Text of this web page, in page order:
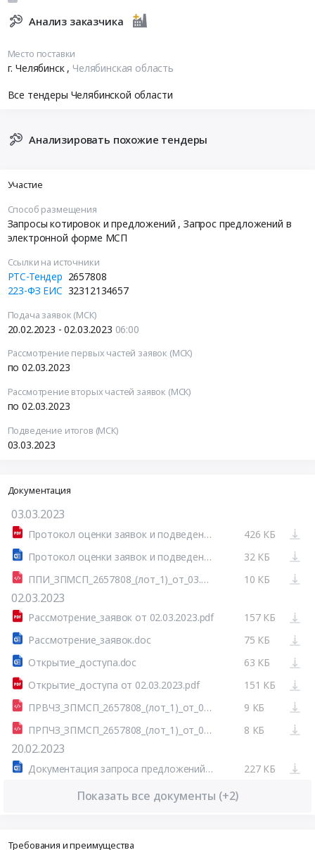
░░░░░░░░░░░░░░░░░░░░░░░
Анализ заказчика
Место поставки
г. Челябинск , Челябинская область
Все тендеры Челябинской области
Анализировать похожие тендеры
Участие
Способ размещения
Запросы котировок и предложений , Запрос предложений в
электронной форме МСП
Ссылки на источники
РТС-Тендер 2657808
223-ФЗ ЕИС 32312134657
Подача заявок (МСК)
20.02.2023 - 02.03.2023 06:00
Рассмотрение первых частей заявок (МСК)
по 02.03.2023
Рассмотрение вторых частей заявок (МСК)
по 02.03.2023
Подведение итогов (МСК)
03.03.2023
Документация
03.03.2023
Протокол оценки заявок и подведения итогов от 03.03.2023.pdf
426 КБ
Протокол оценки заявок и подведения итогов.docx
32 КБ
ППИ_ЗПМСП_2657808_(лот_1)_от_03.03.2023.html
10 КБ
02.03.2023
Рассмотрение_заявок от 02.03.2023.pdf
157 КБ
Рассмотрение_заявок.doc
75 КБ
Открытие_доступа.doc
63 КБ
Открытие_доступа от 02.03.2023.pdf
151 КБ
ПРВЧЗ_ЗПМСП_2657808_(лот_1)_от_02.03.2023.html
9 КБ
ПРПЧЗ_ЗПМСП_2657808_(лот_1)_от_02.03.2023.html
8 КБ
20.02.2023
Документация запроса предложений в эл. форме среди СМП.docx 227 КБ
Показать все документы (+2)
Требования и преимущества